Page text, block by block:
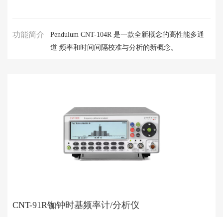
功能简介
Pendulum CNT-104R 是一款全新概念的高性能多通
道 频率和时间间隔校准与分析的新概念。
CNT-91R铷钟时基频率计/分析仪